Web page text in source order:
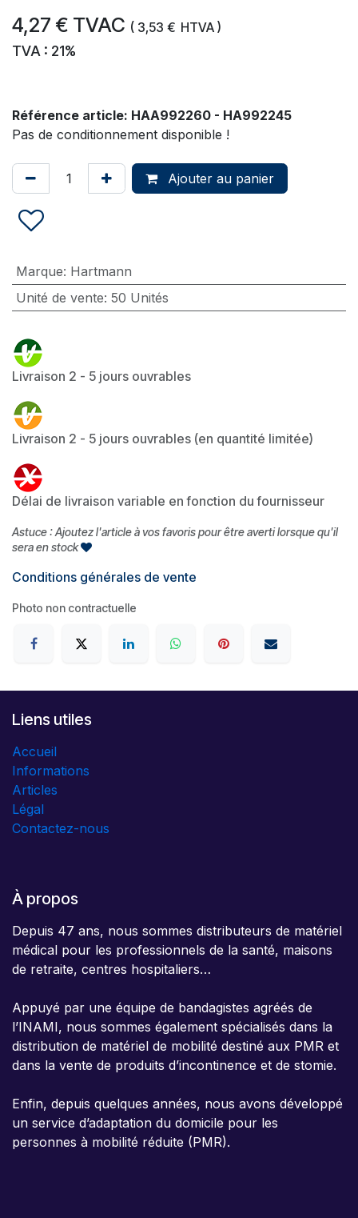
4,27 € TVAC ( 3,53 € HTVA )
TVA : 21%
Référence article: HAA992260 - HA992245
Pas de conditionnement disponible !
Ajouter au panier
Marque: Hartmann
Unité de vente: 50 Unités
Livraison 2 - 5 jours ouvrables
Livraison 2 - 5 jours ouvrables (en quantité limitée)
Délai de livraison variable en fonction du fournisseur
Astuce : Ajoutez l'article à vos favoris pour être averti lorsque qu'il
sera en stock
Conditions générales de vente
Photo non contractuelle
Liens utiles
Accueil
Informations
Articles
Légal
Contactez-nous
À propos
Depuis 47 ans, nous sommes distributeurs de matériel
médical pour les professionnels de la santé, maisons
de retraite, centres hospitaliers…
Appuyé par une équipe de bandagistes agréés de
l’INAMI, nous sommes également spécialisés dans la
distribution de matériel de mobilité destiné aux PMR et
dans la vente de produits d’incontinence et de stomie.
Enfin, depuis quelques années, nous avons développé
un service d’adaptation du domicile pour les
personnes à mobilité réduite (PMR).